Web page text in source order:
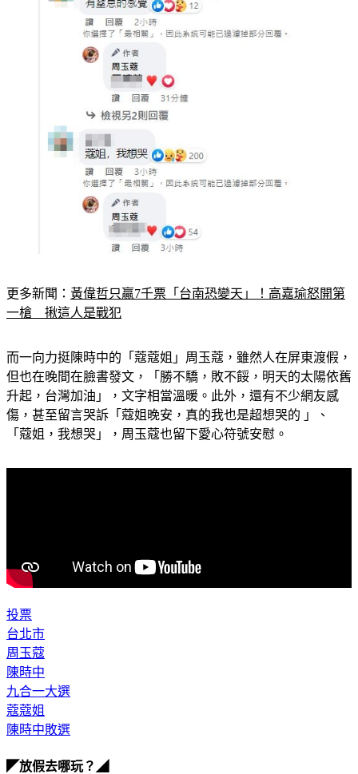
更多新聞： 黃偉哲只贏7千票「台南恐變天」！高嘉瑜怒開第
一槍　揪這人是戰犯
而一向力挺陳時中的「蔻蔻姐」周玉蔻，雖然人在屏東渡假，
但也在晚間在臉書發文，「勝不驕，敗不餒，明天的太陽依舊
升起，台灣加油」，文字相當溫暖。此外，還有不少網友感
傷，甚至留言哭訴「蔻姐晚安，真的我也是超想哭的 」、
「蔻姐，我想哭」，周玉蔻也留下愛心符號安慰。
投票
台北市
周玉蔻
陳時中
九合一大選
蔻蔻姐
陳時中敗選
◤放假去哪玩？◢